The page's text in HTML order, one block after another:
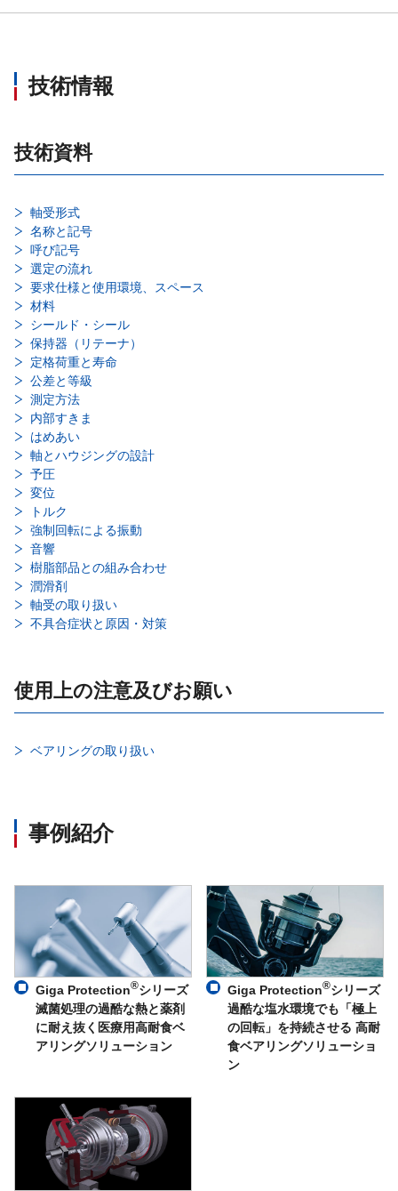
技術情報
技術資料
軸受形式
名称と記号
呼び記号
選定の流れ
要求仕様と使用環境、スペース
材料
シールド・シール
保持器（リテーナ）
定格荷重と寿命
公差と等級
測定方法
内部すきま
はめあい
軸とハウジングの設計
予圧
変位
トルク
強制回転による振動
音響
樹脂部品との組み合わせ
潤滑剤
軸受の取り扱い
不具合症状と原因・対策
使用上の注意及びお願い
ベアリングの取り扱い
事例紹介
Giga Protection®シリーズ
滅菌処理の過酷な熱と薬剤
に耐え抜く医療用高耐食ベ
アリングソリューション
Giga Protection®シリーズ
過酷な塩水環境でも「極上
の回転」を持続させる 高耐
食ベアリングソリューショ
ン